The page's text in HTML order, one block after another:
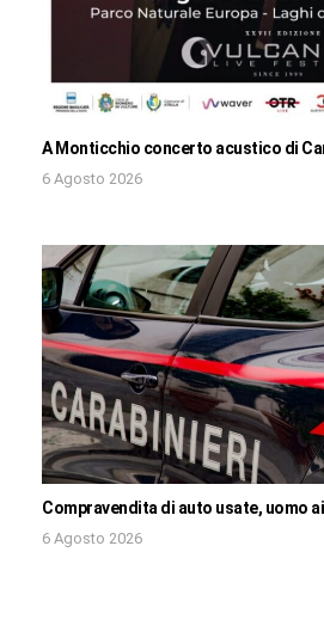
A Monticchio concerto acustico di
6 Agosto 2026
Compravendita di auto usate, uomo
6 Agosto 2026